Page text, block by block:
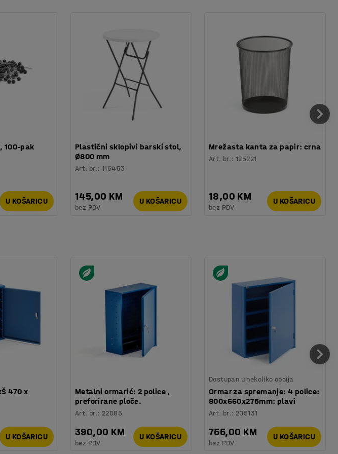
100-pak
U KOŠARICU
Plastični sklopivi barski stol,
Ø800 mm
Art. br.:116453
145,00 KM
bez PDV
U KOŠARICU
Mrežasta kanta za papir: crna
Art. br.:125221
18,00 KM
bez PDV
U KOŠARICU
470 x
U KOŠARICU
Metalni ormarić: 2 police ,
preforirane ploče.
Art. br.: 22085
390,00 KM
bez PDV
U KOŠARICU
Dostupan u nekoliko opcija
Ormar za spremanje: 4 police:
800x660x275mm: plavi
Art. br.: 205131
755,00 KM
bez PDV
U KOŠARICU